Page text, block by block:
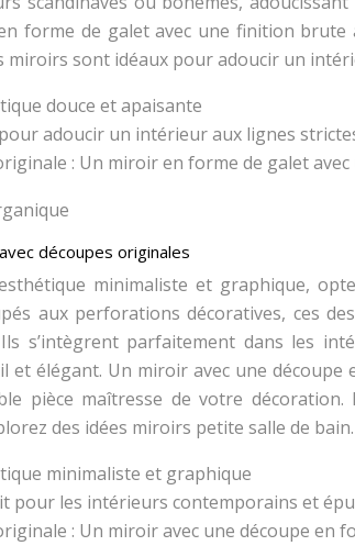
forme de galet avec une finition
miroirs sont idéaux pour adoucir un
douce et apaisante
adoucir un intérieur aux lignes
: Un miroir en forme de galet
découpes originales
minimaliste et graphique,
aux perforations décoratives, ces
s’intègrent parfaitement dans les
et élégant. Un miroir avec une
pièce maîtresse de votre
des idées miroirs petite salle de bain.
minimaliste et graphique
pour les intérieurs contemporains et
: Un miroir avec une découpe en